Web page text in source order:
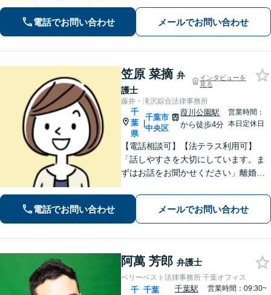
で休日・夜間面談可】【完全個室】
電話でお問い合わせ メールでお問い合わせ
笠原 菜摘 弁
護士
インタビューを
見る
藤井・滝沢綜合法律事務所
千
葉
県
|
千葉市
中央区
葭川公園駅
から徒歩4分
営業時間：
本日定休日
【電話相談可】【法テラス利用可】
「話しやすさを大切にしています。ま
ずはお話をお聞かせください」離婚男
件／相続紛争など、幅広いご相談に対
応が可能です。【夜間・休日面談可】
【葭川公園駅5分】
電話でお問い合わせ メールでお問い合わせ
阿萬 芳郎 弁護士
ベリーベスト法律事務所 千葉オフィス
千 千葉
千葉駅
営業時間：09:30~